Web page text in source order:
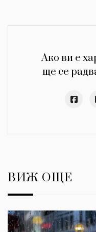
Ако ви е
ще се
ВИЖ ОЩЕ